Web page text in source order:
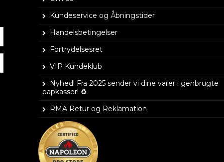
Kundeservice og Åbningstider
Handelsbetingelser
Fortrydelsesret
VIP Kundeklub
Nyhed! Fra 2025 sender vi dine varer i genbrugte
papkasser! ♻️
RMA Retur og Reklamation